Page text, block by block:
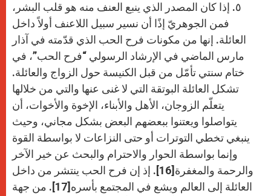
٥. إذا كان المصدر الذي ينبع العنف منه هو قلب البشر،
فمن الجوهريّ إذًا أن نسير سبيل اللاعنف أولاً داخل
العائلة. إنها من مكونات فرح الحب الذي قدّمته في آذار
مارس الماضي في الإرشاد الرسولي “فرح الحب”، في
ختام سنتي تأمّل من قبل الكنيسة حول الزواج والعائلة.
تشكل العائلة البوتقة التي لا غنى عنها والتي من خلالها
يتعلّم الزوجان، الأهل والأبناء، الإخوة والأخوات، أن
يتواصلوا ويعتنوا ببعضهم البعض بشكل مجاني، وحيث
ينبغي تخطي التوترات أو حتى النزاعات لا بواسطة القوة
وإنما بواسطة الحوار والاحترام والبحث عن خير الآخر
والرحمة والمغفرة[16]. إذ إن فرح الحب ينتشر من داخل
العائلة إلى العالم ويشع في المجتمع بأسره[17]. من جهة